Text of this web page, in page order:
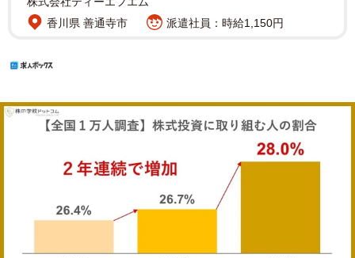
香川県 善通寺市
派遣社員：時給1,150円